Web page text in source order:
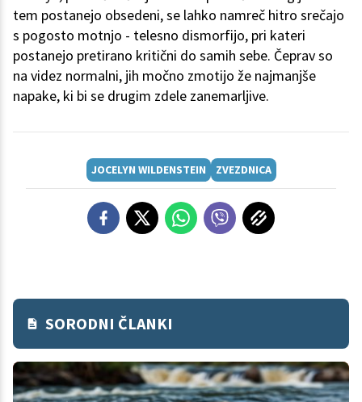
tem postanejo obsedeni, se lahko namreč hitro srečajo
s pogosto motnjo - telesno dismorfijo, pri kateri
postanejo pretirano kritični do samih sebe. Čeprav so
na videz normalni, jih močno zmotijo že najmanjše
napake, ki bi se drugim zdele zanemarljive.
JOCELYN WILDENSTEIN ZVEZDNICA
SORODNI ČLANKI